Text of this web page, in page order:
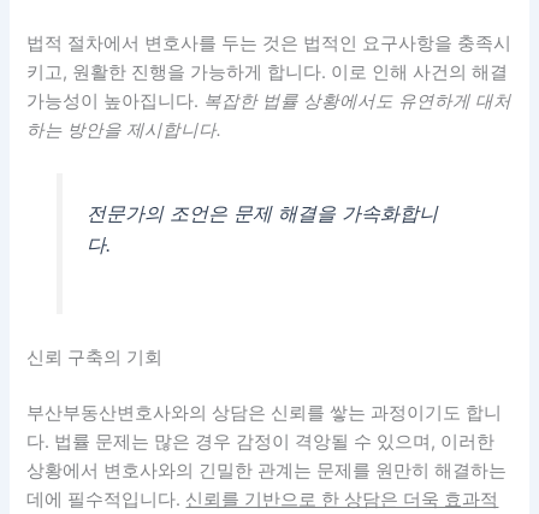
법적 절차에서 변호사를 두는 것은 법적인 요구사항을 충족시
키고, 원활한 진행을 가능하게 합니다. 이로 인해 사건의 해결
가능성이 높아집니다. 복잡한 법률 상황에서도 유연하게 대처
하는 방안을 제시합니다.
전문가의 조언은 문제 해결을 가속화합니
다.
신뢰 구축의 기회
부산부동산변호사와의 상담은 신뢰를 쌓는 과정이기도 합니
다. 법률 문제는 많은 경우 감정이 격앙될 수 있으며, 이러한
상황에서 변호사와의 긴밀한 관계는 문제를 원만히 해결하는
데에 필수적입니다. 신뢰를 기반으로 한 상담은 더욱 효과적